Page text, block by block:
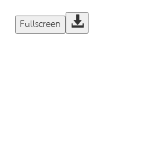
Fullscreen